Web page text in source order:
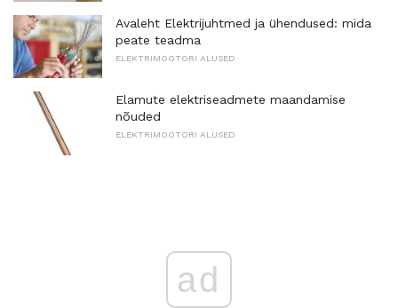
Avaleht Elektrijuhtmed ja ühendused: mida
peate teadma
ELEKTRIMOOTORI ALUSED
Elamute elektriseadmete maandamise
nõuded
ELEKTRIMOOTORI ALUSED
ad